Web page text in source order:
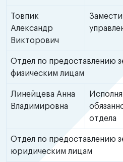
Товпик
Александр
Викторович
Отдел по предоставлению
физическим лицам
Линейцева Анна
Владимировна
отдела
Отдел по предоставлению
юридическим лицам